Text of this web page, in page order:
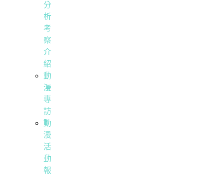
分
析
考
察
介
紹
動
漫
專
訪
動
漫
活
動
報